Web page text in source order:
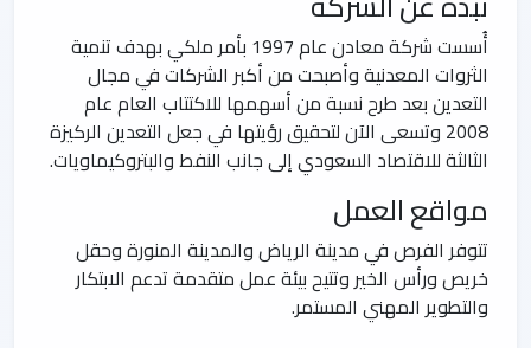
أُسست شركة معادن عام 1997 بأمر ملكي بهدف تنمية
الثروات المعدنية وأصبحت من أكبر الشركات في مجال
التعدين بعد طرح نسبة من أسهمها للاكتتاب العام عام
2008 وتسعى الآن لتحقيق رؤيتها في جعل التعدين الركيزة
الثالثة للاقتصاد السعودي إلى جانب النفط والبتروكيماويات.
مواقع العمل
تتوفر الفرص في مدينة الرياض والمدينة المنورة وحقل
خريص ورأس الخير وتتيح بيئة عمل متقدمة تدعم الابتكار
والتطوير المهني المستمر.